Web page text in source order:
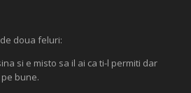
doua feluri:
si e misto sa il ai ca ti-l permiti dar
bune.